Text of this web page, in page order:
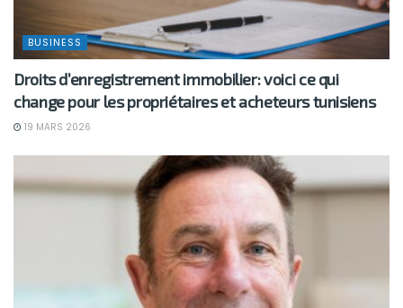
BUSINESS
Droits d’enregistrement immobilier: voici ce qui
change pour les propriétaires et acheteurs tunisiens
19 MARS 2026